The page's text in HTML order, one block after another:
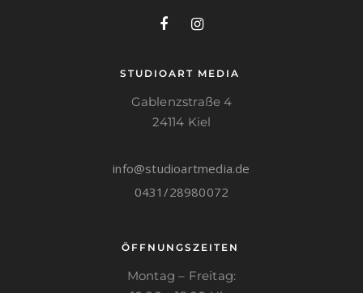
STUDIOART MEDIA
Gablenzstraße 4
24114 Kiel
info@studioartmedia.de
0431/28980072
ÖFFNUNGSZEITEN
Montag – Freitag: